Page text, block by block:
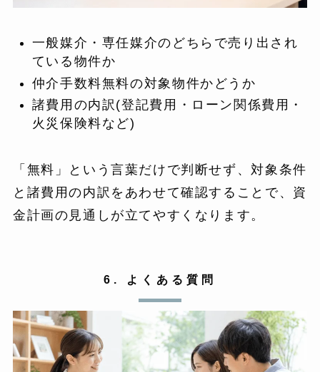
一般媒介・専任媒介のどちらで売り出され
ている物件か
仲介手数料無料の対象物件かどうか
諸費用の内訳(登記費用・ローン関係費用・
火災保険料など)
「無料」という言葉だけで判断せず、対象条件
と諸費用の内訳をあわせて確認することで、資
金計画の見通しが立てやすくなります。
6. よくある質問